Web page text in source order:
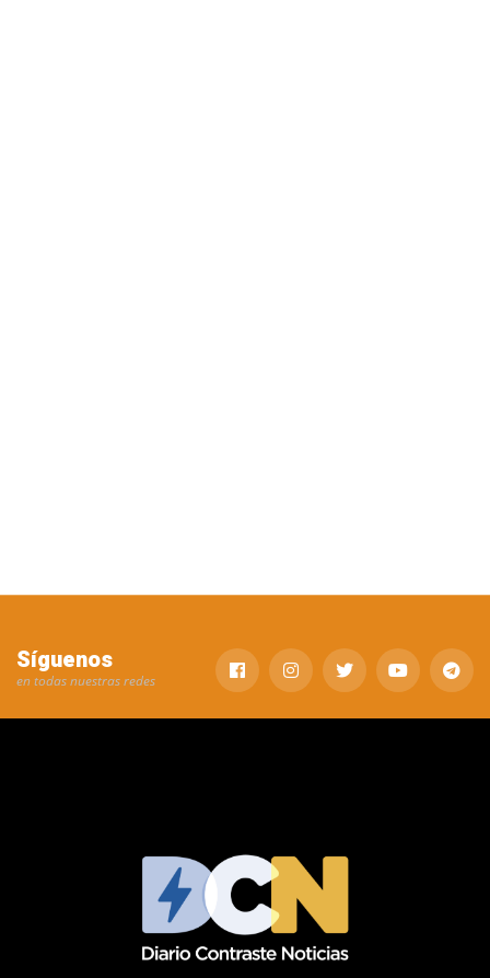
Síguenos
en todas nuestras redes